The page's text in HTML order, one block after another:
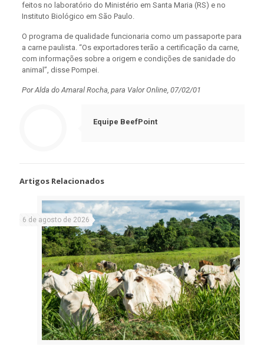
feitos no laboratório do Ministério em Santa Maria (RS) e no
Instituto Biológico em São Paulo.
O programa de qualidade funcionaria como um passaporte para
a carne paulista. “Os exportadores terão a certificação da carne,
com informações sobre a origem e condições de sanidade do
animal”, disse Pompei.
Por Alda do Amaral Rocha, para Valor Online, 07/02/01
Equipe BeefPoint
Artigos Relacionados
6 de agosto de 2026